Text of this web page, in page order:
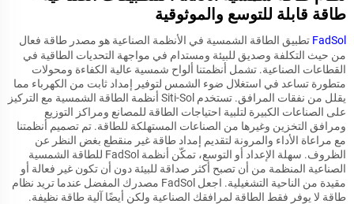
طاقة قابلة للتوسع والموثوقية
FadSolتطبيق الطاقة الشمسية في الأنظمة الصناعية هو مصدر طاقة فعال
من حيث التكلفة وصديق للبيئة ومستدام في مواجهة التحديات الطاقية في
القطاعات الصناعية. تشمل أنظمتنا ألواح شمسية عالية الكفاءة ومحولات
متطورة تساعد في استغلال ضوء الشمس لتوفير إمداد ثابت من الكهرباء مما
يقلل من نفقات المرافق. تستخدم Siti-Sol أنظمة الطاقة الشمسية مع التركيز
على الصناعات الكبيرة لتلبية احتياجات الطاقة للمصانع ومراكز التوزيع
ومرافق التخزين وغيرها من الصناعات المستهلكة للطاقة. تم تصميم أنظمتنا
مع مراعاة الأداء والمرونة لتقديم إمداد طاقة غير منقطع بغض النظر عن
الظروف. سهلة الإعداد أو التوسع، تمكّن أنظمة FadSol للطاقة الشمسية
الصناعية المنظمة من أن تصبح أكثر صداقة للبيئة دون أن تكون غير فعالة أو
مقيدة من الناحية التشغيلية. اجعل FadSol مصدرك المفضل عندما تريد نظام
طاقة لا يوفر فقط الطاقة لمرافقك الصناعية ولكن أيضًا آلية طاقة نظيفة.